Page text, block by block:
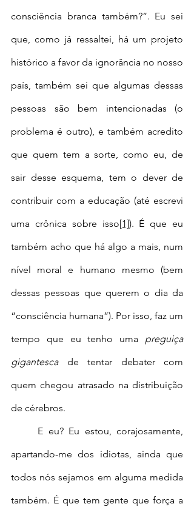
consciência branca também?”. Eu sei
que, como já ressaltei, há um projeto
histórico a favor da ignorância no nosso
país, também sei que algumas dessas
pessoas são bem intencionadas (o
problema é outro), e também acredito
que quem tem a sorte, como eu, de
sair desse esquema, tem o dever de
contribuir com a educação (até escrevi
uma crônica sobre isso[1]). É que eu
também acho que há algo a mais, num
nível moral e humano mesmo (bem
dessas pessoas que querem o dia da
“consciência humana”). Por isso, faz um
tempo que eu tenho uma preguiça
gigantesca de tentar debater com
quem chegou atrasado na distribuição
de cérebros.
apartando-me dos idiotas, ainda que
todos nós sejamos em alguma medida
também. É que tem gente que força a